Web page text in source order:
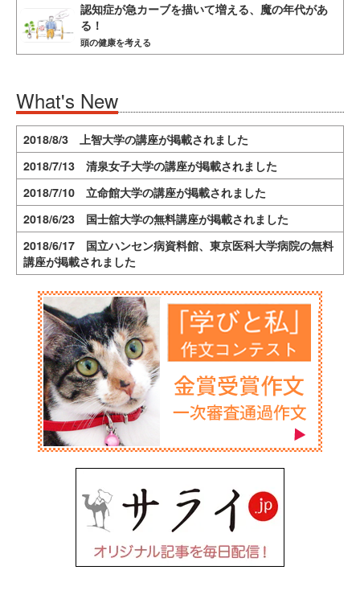
認知症が急カーブを描いて増える、魔の年代があ
る！
頭の健康を考える
What's New
2018/8/3 上智大学の講座が掲載されました
2018/7/13 清泉女子大学の講座が掲載されました
2018/7/10 立命館大学の講座が掲載されました
2018/6/23 国士舘大学の無料講座が掲載されました
2018/6/17 国立ハンセン病資料館、東京医科大学病院の無料
講座が掲載されました